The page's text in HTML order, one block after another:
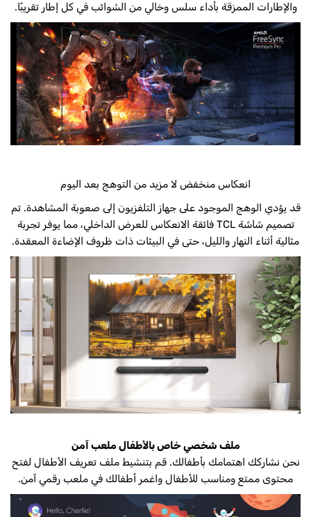
والإطارات الممزقة بأداء سلس وخالي من الشوائب في كل إطار تقريبًا.
انعكاس منخفض لا مزيد من التوهج بعد اليوم
قد يؤدي الوهج الموجود على جهاز التلفزيون إلى صعوبة المشاهدة. تم
تصميم شاشة TCL فائقة الانعكاس للعرض الداخلي، مما يوفر تجربة
مثالية أثناء النهار والليل، حتى في البيئات ذات ظروف الإضاءة المعقدة.
ملف شخصي خاص بالأطفال ملعب آمن
نحن نشاركك اهتمامك بأطفالك. قم بتنشيط ملف تعريف الأطفال لفتح
محتوى ممتع ومناسب للأطفال واغمر أطفالك في ملعب رقمي آمن.